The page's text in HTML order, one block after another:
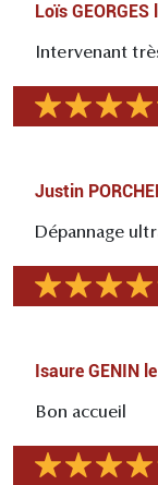
Loïs GEORGES
Intervenant
Justin
Dépannage
Isaure GENIN le
Bon accueil